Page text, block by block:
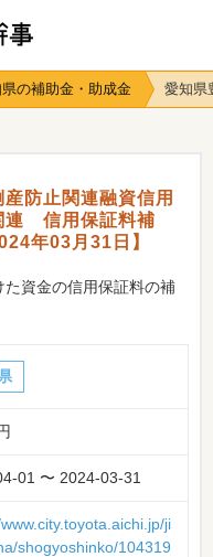
の補助金・助成金 愛知県
防止関連融資信用
連 信用保証料補
年03月31日】
資金の信用保証料の補
01 〜 2024-03-31
ji
shogyoshinko/104319